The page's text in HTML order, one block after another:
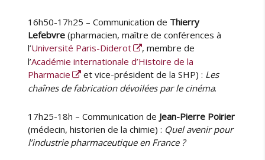
16h50-17h25 – Communication de Thierry
Lefebvre (pharmacien, maître de conférences à
l’Université Paris-Diderot
, membre de
l’Académie internationale d’Histoire de la
Pharmacie
et vice-président de la SHP) : Les
chaînes de fabrication dévoilées par le cinéma.
17h25-18h – Communication de Jean-Pierre Poirier
(médecin, historien de la chimie) : Quel avenir pour
l’industrie pharmaceutique en France ?